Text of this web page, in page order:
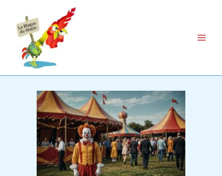
contenu